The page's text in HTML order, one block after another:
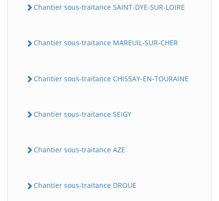
Chantier sous-traitance SAINT-DYE-SUR-LOIRE
Chantier sous-traitance MAREUIL-SUR-CHER
Chantier sous-traitance CHISSAY-EN-TOURAINE
Chantier sous-traitance SEIGY
Chantier sous-traitance AZE
Chantier sous-traitance DROUE